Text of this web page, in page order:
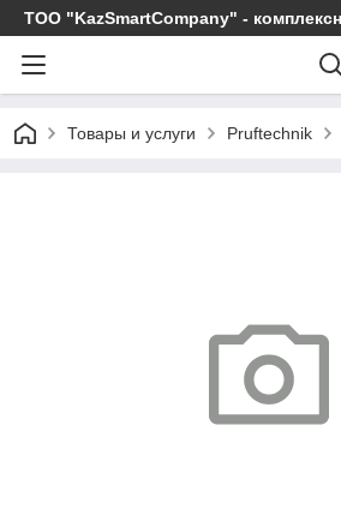
ТОО "KazSmartCompany" -
Товары и услуги Pruftechnik